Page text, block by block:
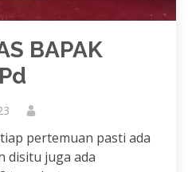
BAPAK
pertemuan pasti ada
disitu juga ada